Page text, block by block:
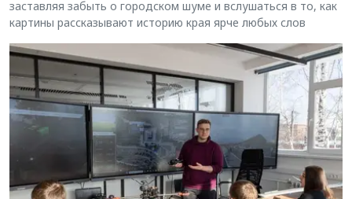
заставляя забыть о городском шуме и вслушаться в то, как
картины рассказывают историю края ярче любых слов